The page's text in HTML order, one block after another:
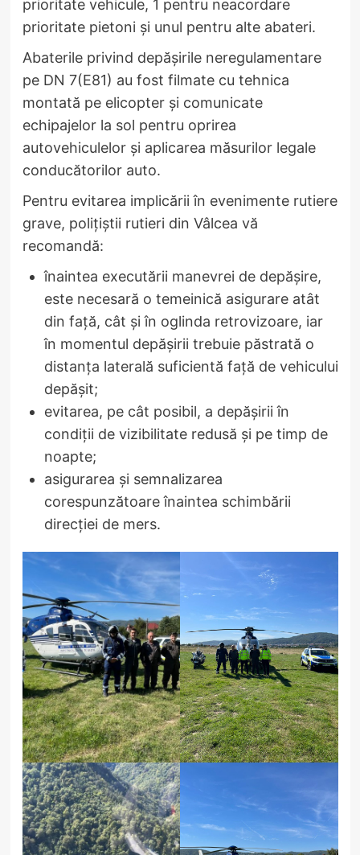
prioritate vehicule, 1 pentru neacordare
prioritate pietoni şi unul pentru alte abateri.
Abaterile privind depășirile neregulamentare
pe DN 7(E81) au fost filmate cu tehnica
montată pe elicopter și comunicate
echipajelor la sol pentru oprirea
autovehiculelor și aplicarea măsurilor legale
conducătorilor auto.
Pentru evitarea implicării în evenimente rutiere
grave, poliţiştii rutieri din Vâlcea vă
recomandă:
înaintea executării manevrei de depăşire,
este necesară o temeinică asigurare atât
din faţă, cât şi în oglinda retrovizoare, iar
în momentul depăşirii trebuie păstrată o
distanţa laterală suficientă faţă de vehicului
depăşit;
evitarea, pe cât posibil, a depăşirii în
condiţii de vizibilitate redusă şi pe timp de
noapte;
asigurarea şi semnalizarea
corespunzătoare înaintea schimbării
direcției de mers.